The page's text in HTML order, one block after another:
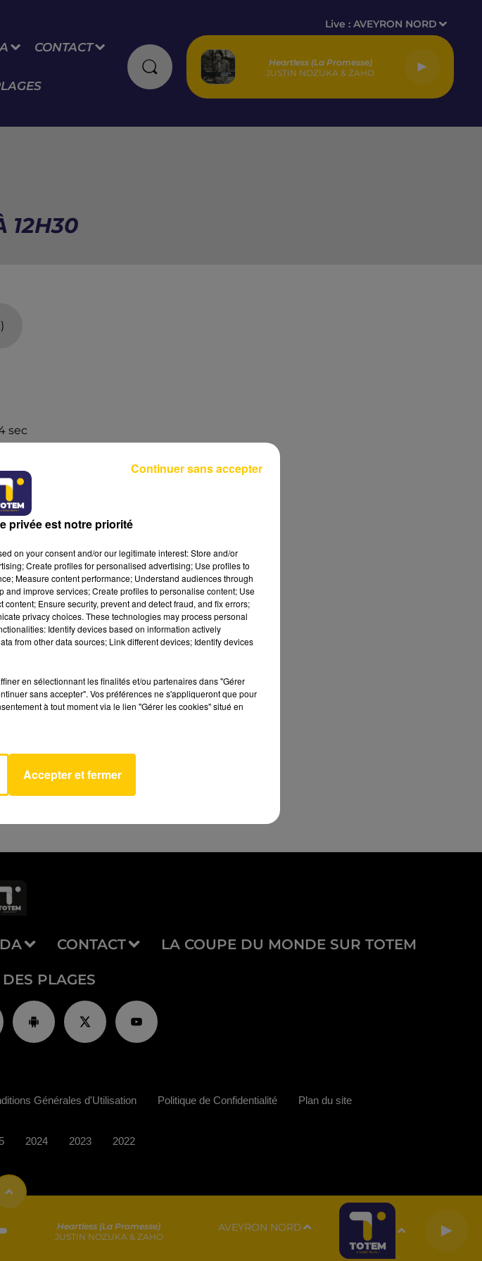
CONTACT
Live :AVEYRON NORD
Heartless (la Promesse)
JUSTIN NOZUKA & ZAHO
12H30
sec
à Tulle, Brive, dans le
avec les reportages de
CONTACT LA COUPE DU MONDE SUR TOTEM
PLAGES
Heartless (la Promesse)
JUSTIN NOZUKA & ZAHO
AVEYRON NORD
Générales d'Utilisation Politique de Confidentialité Plan du site
2024 2023 2022
privée est notre priorité
on your consent and/or our legitimate interest: Store and/or
Create profiles for personalised advertising; Use profiles to
Measure content performance; Understand audiences through
improve services; Create profiles to personalise content; Use
Ensure security, prevent and detect fraud, and fix errors;
privacy choices. These technologies may process personal
Identify devices based on information actively
from other data sources; Link different devices; Identify devices
en sélectionnant les finalités et/ou partenaires dans "Gérer
sans accepter". Vos préférences ne s'appliqueront que pour
à tout moment via le lien "Gérer les cookies" situé en
Accepter et fermer
Continuer sans accepter